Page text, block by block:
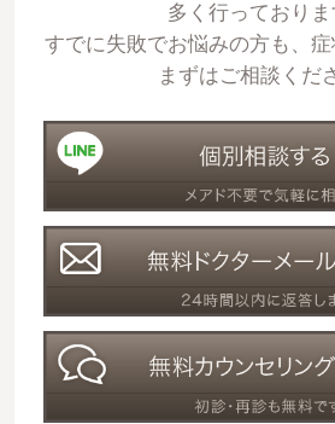
多く行っておりま
すでに失敗でお悩みの方も、
まずはご相談くだ